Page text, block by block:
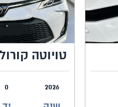
טויוטה
2026
0